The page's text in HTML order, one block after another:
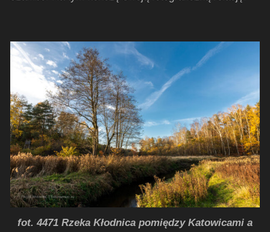
fot. 4471 Rzeka Kłodnica pomiędzy Katowicami a